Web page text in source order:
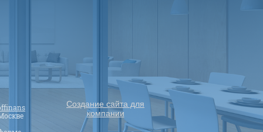
Создание сайта для
компании